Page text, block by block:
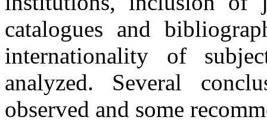
catalogues and
internationality of
analyzed. Several
observed and some